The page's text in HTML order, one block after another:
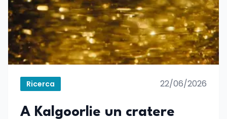
Ricerca 22/06/2026
A Kalgoorlie un cratere